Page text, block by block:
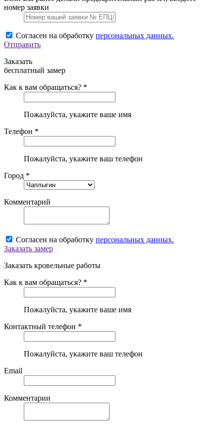
номер заявки
Согласен на обработку персональных данных.
Отправить
Заказать
бесплатный замер
Как к вам обращаться? *
Пожалуйста, укажите ваше имя
Телефон *
Пожалуйста, укажите ваш телефон
Город *
Комментарий
Согласен на обработку персональных данных.
Заказать замер
Заказать кровельные работы
Как к вам обращаться? *
Пожалуйста, укажите ваше имя
Контактный телефон *
Пожалуйста, укажите ваш телефон
Email
Комментарии